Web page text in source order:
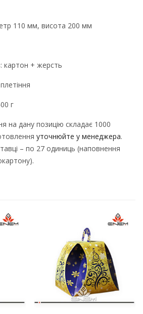
110 мм, висота 200 мм
картон + жерсть
г
на дану позицію складає 1000
уточнюйте у менеджера.
– по 27 одиниць (наповнення